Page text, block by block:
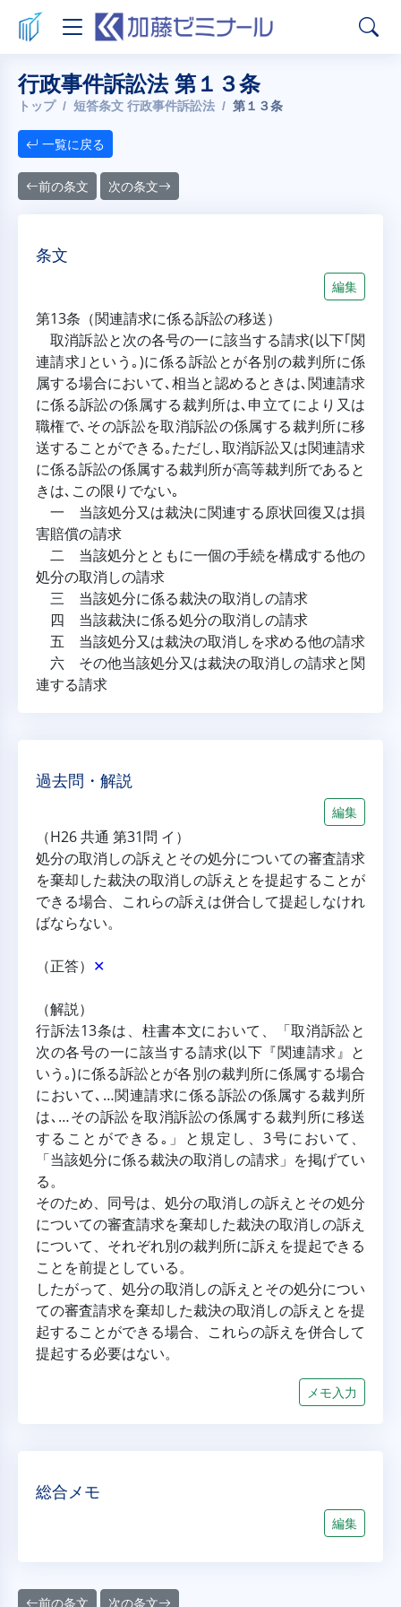
行政事件訴訟法 第１３条
トップ 短答条文 行政事件訴訟法 第１３条
一覧に戻る
前の条文 次の条文
条文
編集
第13条（関連請求に係る訴訟の移送）
取消訴訟と次の各号の一に該当する請求(以下｢関
連請求｣という｡)に係る訴訟とが各別の裁判所に係
属する場合において､相当と認めるときは､関連請求
に係る訴訟の係属する裁判所は､申立てにより又は
職権で､その訴訟を取消訴訟の係属する裁判所に移
送することができる｡ただし､取消訴訟又は関連請求
に係る訴訟の係属する裁判所が高等裁判所であると
きは､この限りでない｡
一 当該処分又は裁決に関連する原状回復又は損
害賠償の請求
二 当該処分とともに一個の手続を構成する他の
処分の取消しの請求
三 当該処分に係る裁決の取消しの請求
四 当該裁決に係る処分の取消しの請求
五 当該処分又は裁決の取消しを求める他の請求
六 その他当該処分又は裁決の取消しの請求と関
連する請求
過去問・解説
編集
（H26 共通 第31問 イ）
処分の取消しの訴えとその処分についての審査請求
を棄却した裁決の取消しの訴えとを提起することが
できる場合、これらの訴えは併合して提起しなけれ
ばならない。
（正答） ✕
（解説）
行訴法13条は、柱書本文において、「取消訴訟と
次の各号の一に該当する請求(以下『関連請求』と
いう｡)に係る訴訟とが各別の裁判所に係属する場合
において､…関連請求に係る訴訟の係属する裁判所
は､…その訴訟を取消訴訟の係属する裁判所に移送
することができる｡」と規定し、3号において、
「当該処分に係る裁決の取消しの請求」を掲げてい
る。
そのため、同号は、処分の取消しの訴えとその処分
についての審査請求を棄却した裁決の取消しの訴え
について、それぞれ別の裁判所に訴えを提起できる
ことを前提としている。
したがって、処分の取消しの訴えとその処分につい
ての審査請求を棄却した裁決の取消しの訴えとを提
起することができる場合、これらの訴えを併合して
提起する必要はない。
メモ入力
総合メモ
編集
前の条文 次の条文